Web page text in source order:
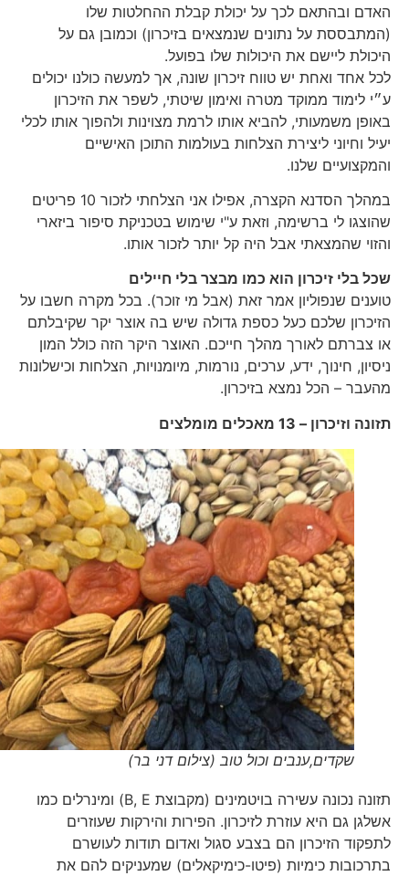
האדם ובהתאם לכך על יכולת קבלת ההחלטות שלו
(המתבססת על נתונים שנמצאים בזיכרון) וכמובן גם על
היכולת ליישם את היכולות שלו בפועל.
לכל אחד ואחת יש טווח זיכרון שונה, אך למעשה כולנו יכולים
ע״י לימוד ממוקד מטרה ואימון שיטתי, לשפר את הזיכרון
באופן משמעותי, להביא אותו לרמת מצוינות ולהפוך אותו לכלי
יעיל וחיוני ליצירת הצלחות בעולמות התוכן האישיים
והמקצועיים שלנו.
במהלך הסדנא הקצרה, אפילו אני הצלחתי לזכור 10 פריטים
שהוצגו לי ברשימה, וזאת ע"י שימוש בטכניקת סיפור ביזארי
והזוי שהמצאתי אבל היה קל יותר לזכור אותו.
שכל בלי זיכרון הוא כמו מבצר בלי חיילים
טוענים שנפוליון אמר זאת (אבל מי זוכר). בכל מקרה חשבו על
הזיכרון שלכם כעל כספת גדולה שיש בה אוצר יקר שקיבלתם
או צברתם לאורך מהלך חייכם. האוצר היקר הזה כולל המון
ניסיון, חינוך, ידע, ערכים, נורמות, מיומנויות, הצלחות וכישלונות
מהעבר – הכל נמצא בזיכרון.
תזונה וזיכרון – 13 מאכלים מומלצים
שקדים,ענבים וכול טוב (צילום דני בר)
תזונה נכונה עשירה בויטמינים (מקבוצת B, E) ומינרלים כמו
אשלגן גם היא עוזרת לזיכרון. הפירות והירקות שעוזרים
לתפקוד הזיכרון הם בצבע סגול ואדום תודות לעושרם
בתרכובות כימיות (פיטו-כימיקאלים) שמעניקים להם את